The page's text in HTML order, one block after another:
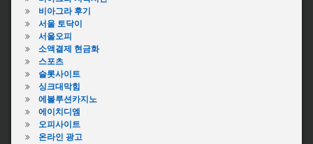
비아그라 후기
서울 토닥이
서울오피
소액결제 현금화
스포츠
슬롯사이트
싱크대막힘
에볼루션카지노
에이치디엠
오피사이트
온라인 광고